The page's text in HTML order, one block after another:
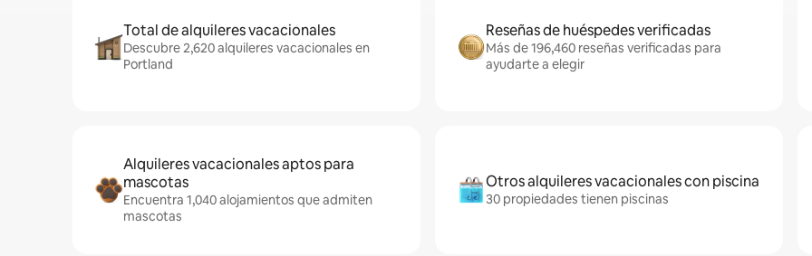
Total de alquileres vacacionales
Descubre 2,620 alquileres vacacionales en
Portland
Reseñas de huéspedes verificadas
Más de 196,460 reseñas verificadas para
ayudarte a elegir
Alquileres vacacionales aptos para
mascotas
Encuentra 1,040 alojamientos que admiten
mascotas
Otros alquileres vacacionales con piscina
30 propiedades tienen piscinas